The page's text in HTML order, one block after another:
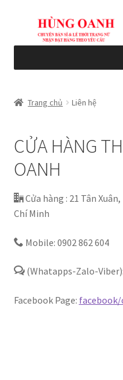
hướng
Chuyển
dung
Blogs
Checkout
Chính sách
Chúng tôi
Trang chủ Liên hệ
CỬA HÀNG
OANH
Cửa hàng : 21 Tân
Chí Minh
Mobile: 0902 862 604
(Whatapps-Zalo-
Facebook Page: